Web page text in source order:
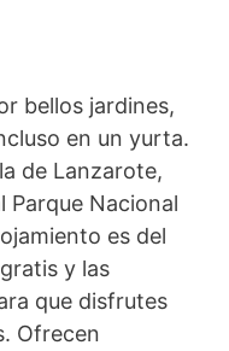
bellos jardines,
en un yurta.
de Lanzarote,
Parque Nacional
es del
y las
que disfrutes
Ofrecen